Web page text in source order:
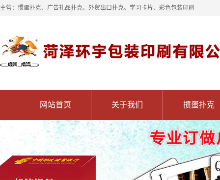
主营：惯蛋扑克、广告礼品扑克、外贸出口扑克、学习卡片、彩色包装印刷
网站首页 关于我们 掼蛋扑克